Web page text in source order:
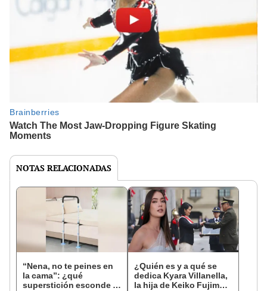
NOTAS RELACIONADAS
“Nena, no te peines en
la cama”: ¿qué
superstición esconde la
¿Quién es y a qué se
dedica Kyara Villanella,
la hija de Keiko Fujimori